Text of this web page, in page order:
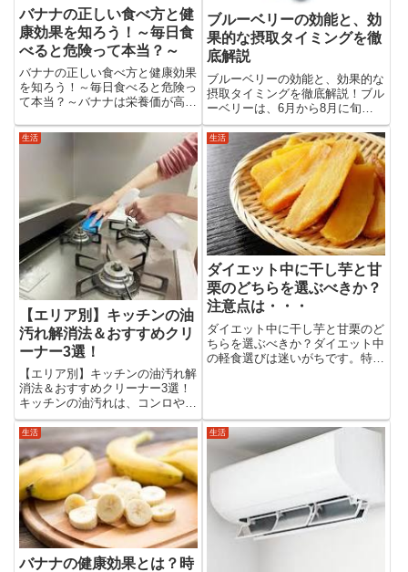
バナナの正しい食べ方と健
康効果を知ろう！～毎日食
べると危険って本当？～
バナナの正しい食べ方と健康効果
を知ろう！～毎日食べると危険っ
て本当？～バナナは栄養価が高
適な食材です。しかし、「毎日食
べると健康に悪影響がある」とい
った声も耳にします。実際のとこ
ろ、バナナの食べ方や量に気をつ
ブルーベリーの効能と、効
果的な摂取タイミングを徹
底解説
ブルーベリーの効能と、効果的な
摂取タイミングを徹底解説！ブル
ーベリーは、6月から8月に旬を
迎えますが、冷凍ブルーベリーな
ら年中入手可能です。小さいなが
らも栄養が詰まっており、食べる
タイミング次第で得られる効果が
異なります。この記事では、ブ
ル...
生活
【エリア別】キッチンの油
汚れ解消法＆おすすめクリ
ーナー3選！
【エリア別】キッチンの油汚れ解
消法＆おすすめクリーナー3選！
キッチンの油汚れは、コンロやシ
ンクだけでなく、壁や床、換気扇
などにも広がることがあります。
油が調理中に飛び散ることで、気
づかないうちに蓄積してしまうの
です。本記事では、キッチンの
各...
生活
ダイエット中に干し芋と甘
栗のどちらを選ぶべきか？
注意点は・・・
ダイエット中に干し芋と甘栗のど
ちらを選ぶべきか？ダイエット中
の軽食選びは迷いがちです。特に
らを選ぶべきでしょうか？ここ
生活
バナナの健康効果とは？時
生活